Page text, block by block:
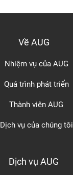
Về AUG
Nhiệm vụ của AUG
Quá trình phát triển
Thành viên AUG
Dịch vụ của chúng tôi
Dịch vụ AUG